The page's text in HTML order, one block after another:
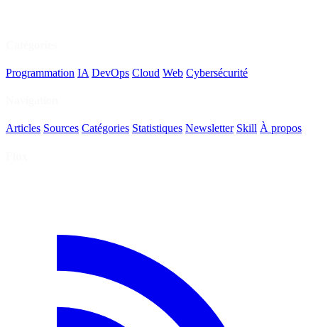
Programmation IA DevOps Cloud Web Cybersécurité
Articles Sources Catégories Statistiques Newsletter Skill À propos